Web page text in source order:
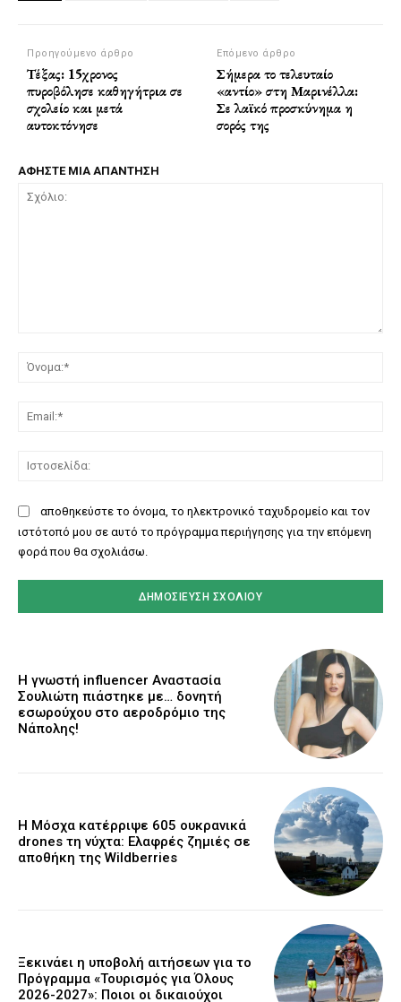
Προηγούμενο άρθρο
Τέξας: 15χρονος
πυροβόλησε καθηγήτρια σε
σχολείο και μετά
αυτοκτόνησε
Επόμενο άρθρο
Σήμερα το τελευταίο
«αντίο» στη Μαρινέλλα:
Σε λαϊκό προσκύνημα η
σορός της
ΑΦΗΣΤΕ ΜΙΑ ΑΠΑΝΤΗΣΗ
αποθηκεύστε το όνομα, το ηλεκτρονικό ταχυδρομείο και τον
ιστότοπό μου σε αυτό το πρόγραμμα περιήγησης για την επόμενη
φορά που θα σχολιάσω.
Η γνωστή influencer Αναστασία
Σουλιώτη πιάστηκε με… δονητή
εσωρούχου στο αεροδρόμιο της
Νάπολης!
Η Μόσχα κατέρριψε 605 ουκρανικά
drones τη νύχτα: Ελαφρές ζημιές σε
αποθήκη της Wildberries
Ξεκινάει η υποβολή αιτήσεων για το
Πρόγραμμα «Τουρισμός για Όλους
2026-2027»: Ποιοι οι δικαιούχοι